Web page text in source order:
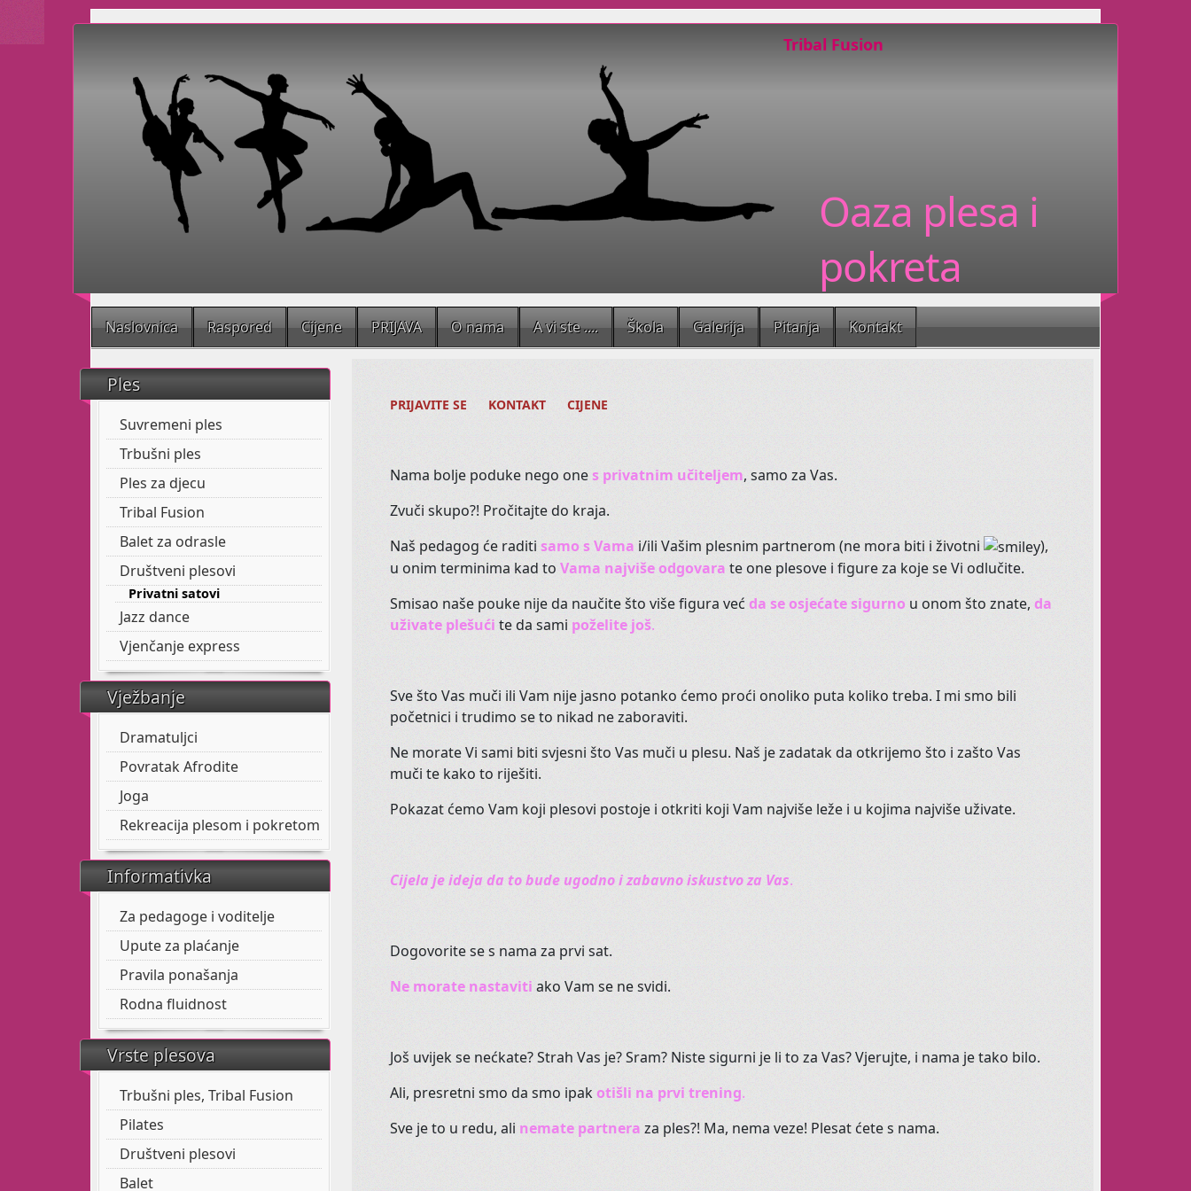
Tribal Fusion
Kad trbušnom plesu dodate elemente plesova sjevernoameričkih indijanaca,
pa i malo Flamenca, dobijete Tribal Fusion.
Mističniji, s naglašenom kostimografijom, ne može vas ostaviti
ravnodušnima.
Kad Vam se koža naježi dok plešete, znači da zaista nešto dobro radite za
Niste sigurni jeste li Vi za ples?
Možete
Kako će
drugi reagirati?
Provjerite ovdje
Trbušni ples
Razibajte svoje zglobove i mišiće. Učinite svoj torzo fleksibilnim.
Masirajte svoju utrobu uz finu glazbu.
Imamo početnu i naprednu grupu.
Sad, poredbaleta
A imamo i individualne satove za sramežljive, posebne i zauzete :)
Dođite na ogledni sat bilo kojeg našega tečaja, dovedite prijatelje, proširite
Oaza plesa i
pokreta
Naslovnica Raspored Cijene PRIJAVA O nama A vi ste .... Škola Galerija Pitanja Kontakt
Ples
Suvremeni ples
Trbušni ples
Ples za djecu
Tribal Fusion
Balet za odrasle
Društveni plesovi
Privatni satovi
Jazz dance
Vjenčanje express
Vježbanje
Dramatuljci
Povratak Afrodite
Joga
Rekreacija plesom i pokretom
Informativka
Za pedagoge i voditelje
Upute za plaćanje
Pravila ponašanja
Rodna fluidnost
Vrste plesova
Trbušni ples, Tribal Fusion
Pilates
Društveni plesovi
Balet
PRIJAVITE SE KONTAKT CIJENE
Nama bolje poduke nego ones privatnim učiteljem, samo za Vas.
Zvuči skupo?! Pročitajte do kraja.
Naš pedagog će raditisamo s Vama i/ili Vašim plesnim partnerom (ne mora biti i životni
),
u onim terminima kad toVama najviše odgovarate one plesove i figure za koje se Vi odlučite.
Smisao naše pouke nije da naučite što više figura većda se osjećate sigurno u onom što znate,da
uživate plešućite da sami poželite još.
Sve što Vas muči ili Vam nije jasno potanko ćemo proći onoliko puta koliko treba. I mi smo bili
početnici i trudimo se to nikad ne zaboraviti.
Ne morate Vi sami biti svjesni što Vas muči u plesu. Naš je zadatak da otkrijemo što i zašto Vas
muči te kako to riješiti.
Pokazat ćemo Vam koji plesovi postoje i otkriti koji Vam najviše leže i u kojima najviše uživate.
Cijela je ideja da to bude ugodno i zabavno iskustvo za Vas.
Dogovorite se s nama za prvi sat.
Ne morate nastavitiako Vam se ne svidi.
Još uvijek se nećkate? Strah Vas je? Sram? Niste sigurni je li to za Vas? Vjerujte, i nama je tako bilo.
Ali, presretni smo da smo ipakotišli na prvi trening.
Sve je to u redu, ali nemate partneraza ples?! Ma, nema veze! Plesat ćete s nama.